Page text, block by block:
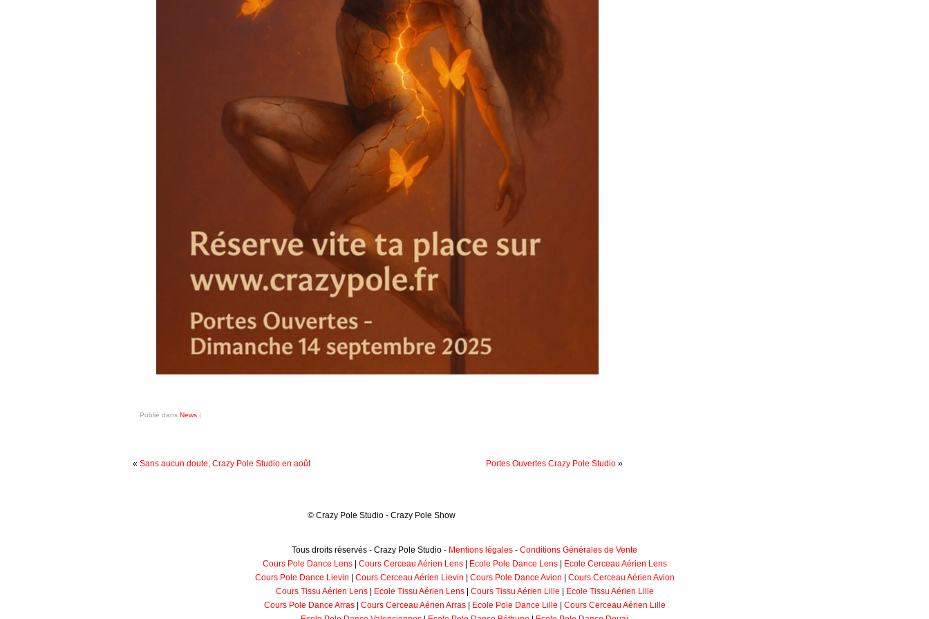
Publié dans News |
« Sans aucun doute, Crazy Pole Studio en août Portes Ouvertes Crazy Pole Studio»
© Crazy Pole Studio - Crazy Pole Show
Tous droits réservés - Crazy Pole Studio - Mentions légales - Conditions Générales de Vente
Cours Pole Dance Lens| Cours Cerceau Aérien Lens| Ecole Pole Dance Lens| Ecole Cerceau Aérien Lens
Cours Pole Dance Lievin | Cours Cerceau Aérien Lievin | Cours Pole Dance Avion | Cours Cerceau Aérien Avion
Cours Tissu Aérien Lens| Ecole Tissu Aérien Lens| Cours Tissu Aérien Lille | Ecole Tissu Aérien Lille
Cours Pole Dance Arras| Cours Cerceau Aérien Arras| Ecole Pole Dance Lille | Cours Cerceau Aérien Lille